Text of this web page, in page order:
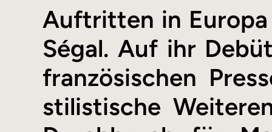
Auftritten in
Ségal. Auf ihr
französischen
stilistische